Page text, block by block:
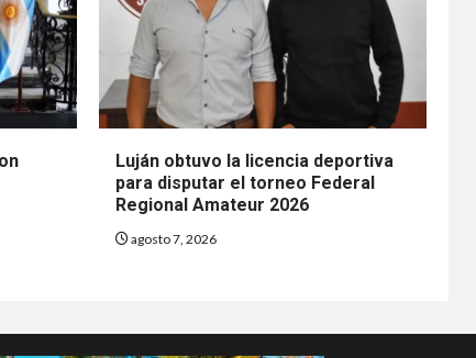
Luján obtuvo la licencia deportiva
para disputar el torneo Federal
Regional Amateur 2026
agosto 7, 2026